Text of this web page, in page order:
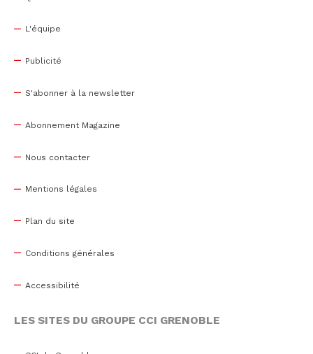
L'équipe
Publicité
S'abonner à la newsletter
Abonnement Magazine
Nous contacter
Mentions légales
Plan du site
Conditions générales
Accessibilité
LES SITES DU GROUPE CCI GRENOBLE